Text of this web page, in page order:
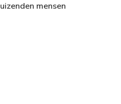
mensen